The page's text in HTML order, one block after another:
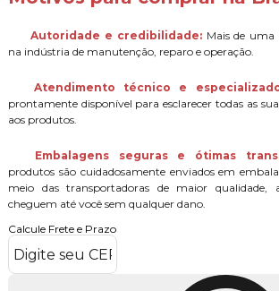
Autoridade e credibilidade: Mais de uma
na indústria de manutenção, reparo e operação.
Atendimento técnico e
prontamente disponível para esclarecer todas as
aos produtos.
Embalagens seguras e ótimas
produtos são cuidadosamente enviados em
meio das transportadoras de maior qualidade,
cheguem até você sem qualquer dano.
Calcule Frete e Prazo